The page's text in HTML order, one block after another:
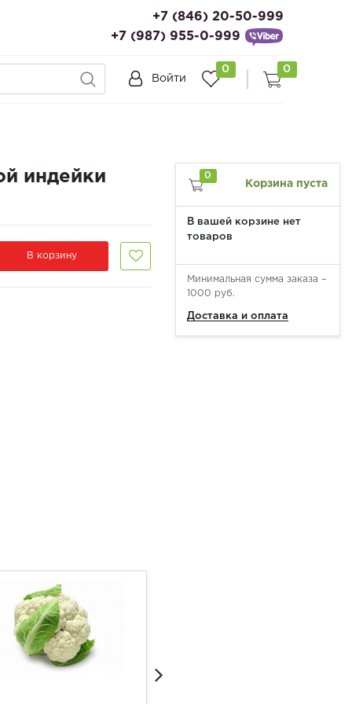
+7 (846) 20-50-999
+7 (987) 955-0-999
Войти
0 0
индейки
В корзину
0
Корзина пуста
В вашей корзине нет
товаров
Минимальная сумма заказа –
1000 руб.
Доставка и оплата